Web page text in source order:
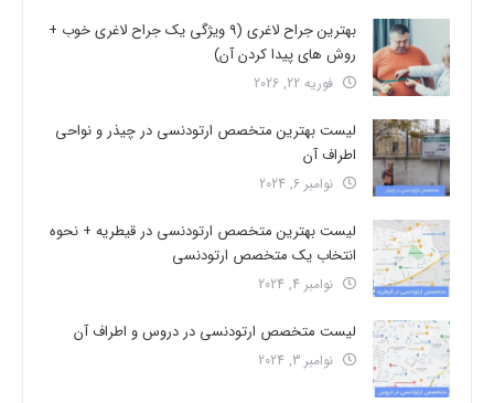
بهترین جراح لاغری (9 ویژگی یک جراح لاغری خوب +
روش های پیدا کردن آن)
فوریه 22, 2026
لیست بهترین متخصص ارتودنسی در چیذر و نواحی
اطراف آن
نوامبر 6, 2024
لیست بهترین متخصص ارتودنسی در قیطریه + نحوه
انتخاب یک متخصص ارتودنسی
نوامبر 4, 2024
لیست متخصص ارتودنسی در دروس و اطراف آن
نوامبر 3, 2024